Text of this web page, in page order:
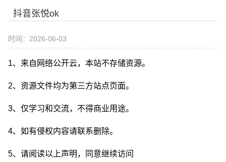
抖音张悦ok
时间：2026-06-03
1、来自网络公开云，本站不存储资源。
2、资源文件均为第三方站点页面。
3、仅学习和交流，不得商业用途。
4、如有侵权内容请联系删除。
5、请阅读以上声明，同意继续访问